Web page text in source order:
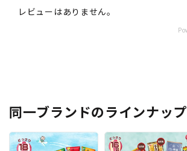
同一ブランドのラインナップ